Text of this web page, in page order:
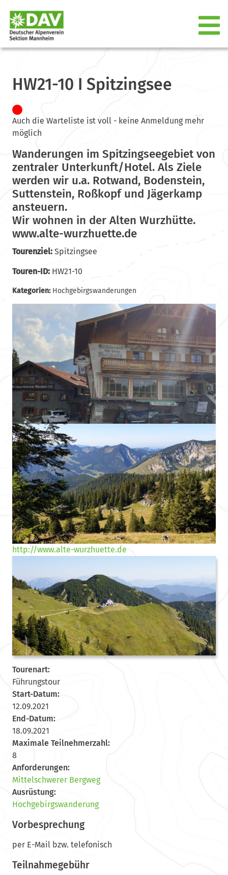
HW21-10 I Spitzingsee
Auch die Warteliste ist voll - keine Anmeldung mehr
möglich
Wanderungen im Spitzingseegebiet von
zentraler Unterkunft/Hotel. Als Ziele
werden wir u.a. Rotwand, Bodenstein,
Suttenstein, Roßkopf und Jägerkamp
ansteuern.
Wir wohnen in der Alten Wurzhütte.
www.alte-wurzhuette.de
Tourenziel:Spitzingsee
Touren-ID:HW21-10
Kategorien: Hochgebirgswanderungen
http://www.alte-wurzhuette.de
Tourenart:
Führungstour
Start-Datum:
12.09.2021
End-Datum:
18.09.2021
Maximale Teilnehmerzahl:
8
Anforderungen:
Mittelschwerer Bergweg
Ausrüstung:
Hochgebirgswanderung
Vorbesprechung
per E-Mail bzw. telefonisch
Teilnahmegebühr